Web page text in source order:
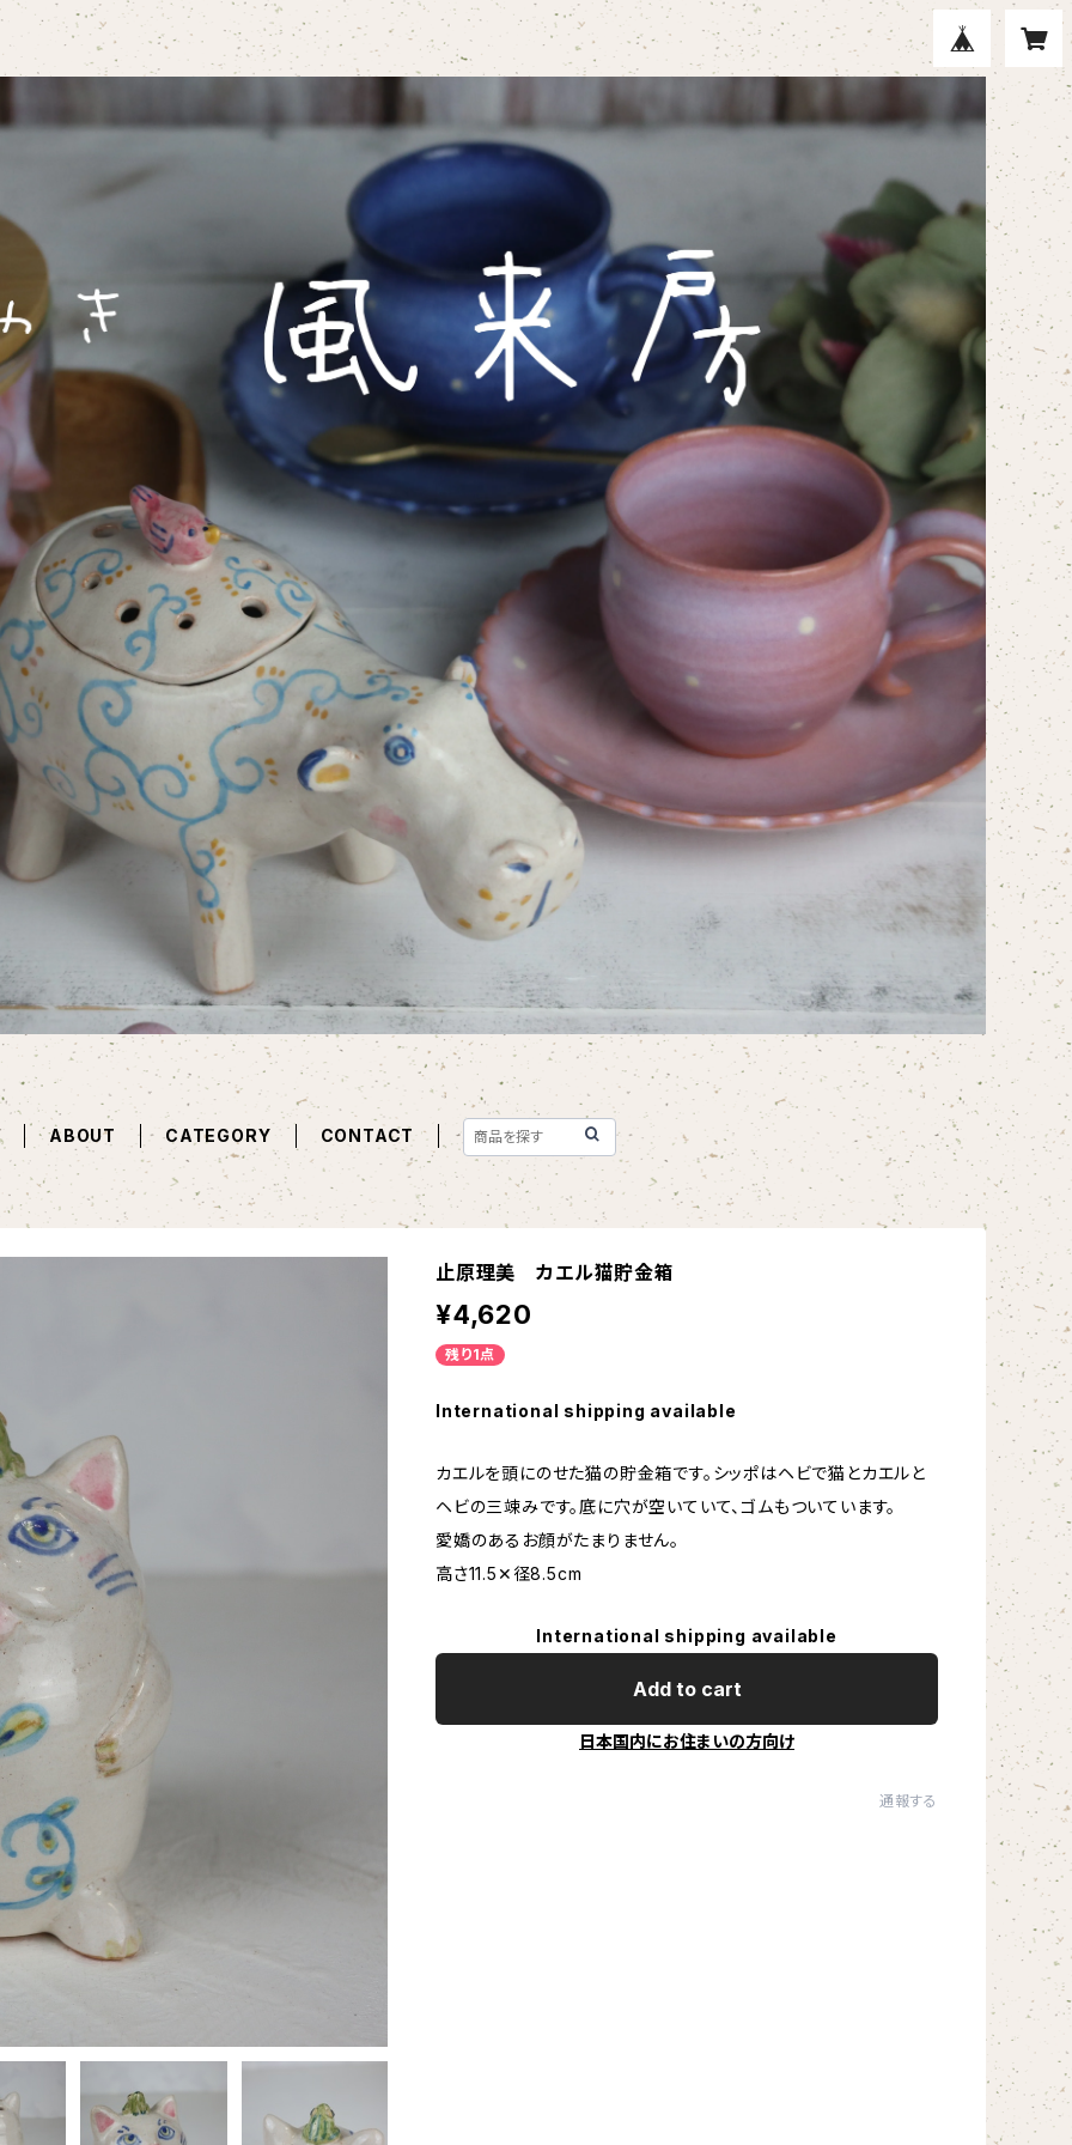
ABOUT CATEGORY CONTACT
止原理美 カエル猫貯金箱
¥4,620
残り1点
International shipping available
カエルを頭にのせた猫の貯金箱です。シッポはヘビで猫とカエルと
ヘビの三竦みです。底に穴が空いていて、ゴムもついています。
愛嬌のあるお顔がたまりません。
高さ11.5✕径8.5cm
International shipping available
Add to cart
日本国内にお住まいの方向け
通報する